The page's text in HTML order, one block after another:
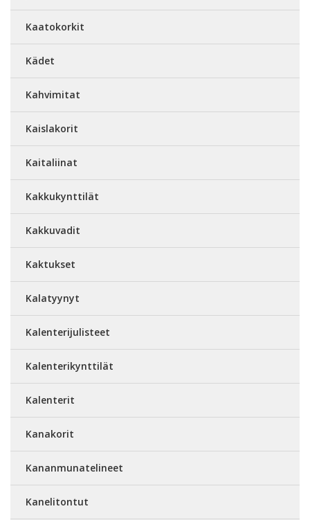
Kaatokorkit
Kädet
Kahvimitat
Kaislakorit
Kaitaliinat
Kakkukynttilät
Kakkuvadit
Kaktukset
Kalatyynyt
Kalenterijulisteet
Kalenterikynttilät
Kalenterit
Kanakorit
Kananmunatelineet
Kanelitontut